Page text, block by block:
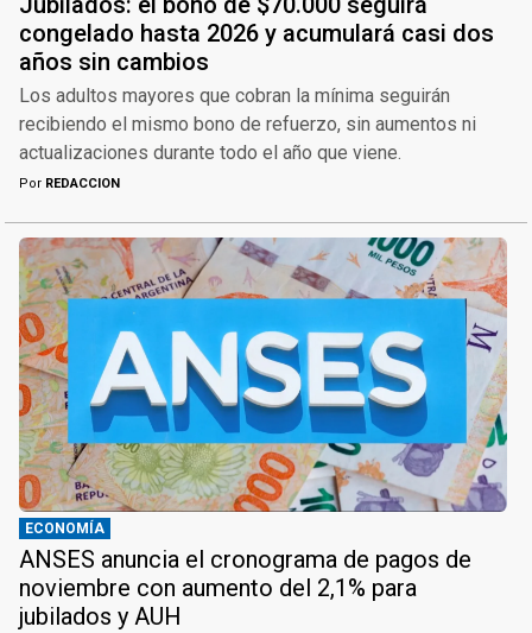
congelado hasta 2026 y acumulará casi dos
años sin cambios
Los adultos mayores que cobran la mínima seguirán
recibiendo el mismo bono de refuerzo, sin aumentos ni
actualizaciones durante todo el año que viene.
Por REDACCION
ECONOMÍA
ANSES anuncia el cronograma de pagos de
noviembre con aumento del 2,1% para
jubilados y AUH